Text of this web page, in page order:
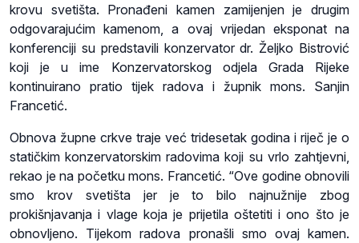
krovu svetišta. Pronađeni kamen zamijenjen je drugim
odgovarajućim kamenom, a ovaj vrijedan eksponat na
konferenciji su predstavili konzervator dr. Željko Bistrović
koji je u ime Konzervatorskog odjela Grada Rijeke
kontinuirano pratio tijek radova i župnik mons. Sanjin
Francetić.
Obnova župne crkve traje već tridesetak godina i riječ je o
statičkim konzervatorskim radovima koji su vrlo zahtjevni,
rekao je na početku mons. Francetić. “Ove godine obnovili
smo krov svetišta jer je to bilo najnužnije zbog
prokišnjavanja i vlage koja je prijetila oštetiti i ono što je
obnovljeno. Tijekom radova pronašli smo ovaj kamen.